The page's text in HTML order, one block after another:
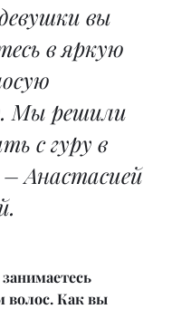
вы
в яркую
Мы решили
с гуру в
– Анастасией
волос. Как вы